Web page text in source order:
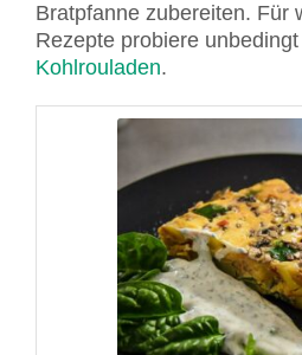
Bratpfanne zubereiten. Für
Rezepte probiere
Kohlrouladen.